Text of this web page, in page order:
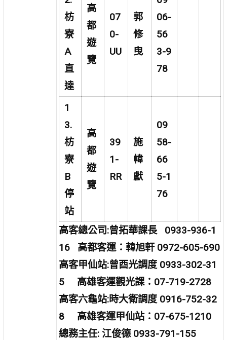
枋
寮
A
直
達
高
都
遊
覽
07
0-
UU
郭
修
曳
06-
56
3-9
78
1
3.
枋
寮
B
停
站
高
都
遊
覽
39
1-
RR
施
幃
獻
09
58-
66
5-1
76
高客總公司:曾拓華課長 0933-936-1
16 高都客運：韓旭軒 0972-605-690
高客甲仙站:曾酉光調度 0933-302-31
5 高雄客運觀光課：07-719-2728
高客六龜站:時大衛調度 0916-752-32
8 高雄客運甲仙站：07-675-1210
總務主任: 江俊德 0933-791-155